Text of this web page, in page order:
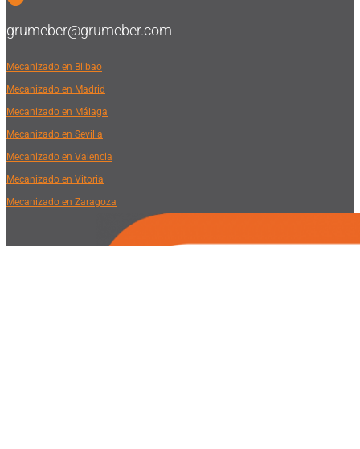
grumeber@grumeber.com
Mecanizado en Bilbao
Mecanizado en Madrid
Mecanizado en Málaga
Mecanizado en Sevilla
Mecanizado en Valencia
Mecanizado en Vitoria
Mecanizado en Zaragoza